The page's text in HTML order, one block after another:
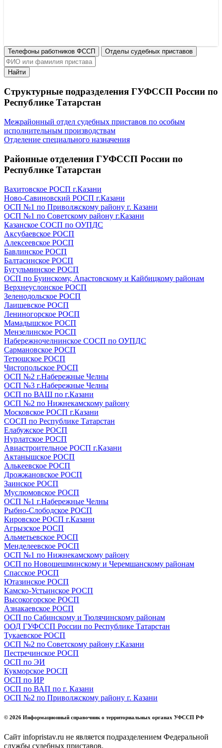
Телефоны работников ФССП Отделы судебных приставов
Найти
Структурные подразделения ГУФССП России по
Республике Татарстан
Межрайонный отдел судебных приставов по особым
исполнительным производствам
Отделение специального назначения
Районные отделения ГУФССП России по
Республике Татарстан
Вахитовское РОСП г.Казани
Ново-Савиновский РОСП г.Казани
ОСП №1 по Приволжскому району г. Казани
ОСП №1 по Советскому району г.Казани
Казанское СОСП по ОУПДС
Аксубаевское РОСП
Алексеевское РОСП
Бавлинское РОСП
Балтасинское РОСП
Бугульминское РОСП
ОСП по Буинскому, Апастовскому и Кайбицкому районам
Верхнеуслонское РОСП
Зеленодольское РОСП
Лаишевское РОСП
Лениногорское РОСП
Мамадышское РОСП
Мензелинское РОСП
Набережночелнинское СОСП по ОУПДС
Сармановское РОСП
Тетюшское РОСП
Чистопольское РОСП
ОСП №2 г.Набережные Челны
ОСП №3 г.Набережные Челны
ОСП по ВАШ по г.Казани
ОСП №2 по Нижнекамскому району
Московское РОСП г.Казани
СОСП по Республике Татарстан
Елабужское РОСП
Нурлатское РОСП
Авиастроительное РОСП г.Казани
Актанышское РОСП
Алькеевское РОСП
Дрожжановское РОСП
Заинское РОСП
Муслюмовское РОСП
ОСП №1 г.Набережные Челны
Рыбно-Слободское РОСП
Кировское РОСП г.Казани
Агрызское РОСП
Альметьевское РОСП
Менделеевское РОСП
ОСП №1 по Нижнекамскому району
ОСП по Новошешминскому и Черемшанскому районам
Спасское РОСП
Ютазинское РОСП
Камско-Устьинское РОСП
Высокогорское РОСП
Азнакаевское РОСП
ОСП по Сабинскому и Тюлячинскому районам
ООД ГУФССП России по Республике Татарстан
Тукаевское РОСП
ОСП №2 по Советскому району г.Казани
Пестречинское РОСП
ОСП по ЭИ
Кукморское РОСП
ОСП по ИР
ОСП по ВАП по г. Казани
ОСП №2 по Приволжскому району г. Казани
© 2026 Информационный справочник о территориальных органах УФССП РФ
Сайт infopristav.ru не является подразделением Федеральной
службы судебных приставов.